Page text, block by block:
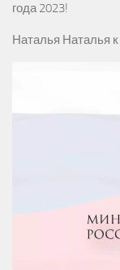
года 2023!
Наталья Наталья к